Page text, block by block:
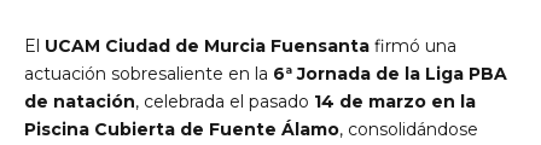
El UCAM Ciudad de Murcia Fuensanta firmó una
actuación sobresaliente en la 6ª Jornada de la Liga PBA
de natación, celebrada el pasado 14 de marzo en la
Piscina Cubierta de Fuente Álamo, consolidándose